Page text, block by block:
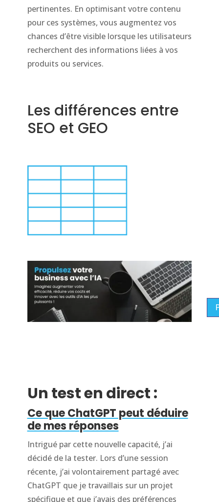
pertinentes. En optimisant votre contenu
pour ces systèmes, vous augmentez vos
chances d’être visible lorsque les utilisateurs
recherchent des informations liées à vos
produits ou services.
Les différences entre
SEO et GEO
Un test en direct :
Ce que ChatGPT peut déduire
de mes réponses
Intrigué par cette nouvelle capacité, j’ai
décidé de la tester. Lors d’une session
récente, j’ai volontairement partagé avec
ChatGPT que je travaillais sur un projet
spécifique et que j’avais des préférences